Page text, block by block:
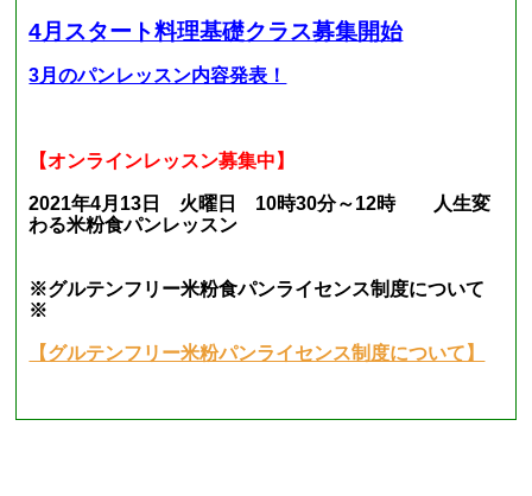
4月スタート料理基礎クラス募集開始
3月のパンレッスン内容発表！
【オンラインレッスン募集中】
2021年4月13日 火曜日 10時30分～12時 人生変
わる米粉食パンレッスン
※グルテンフリー米粉食パンライセンス制度について
※
【グルテンフリー米粉パンライセンス制度について】